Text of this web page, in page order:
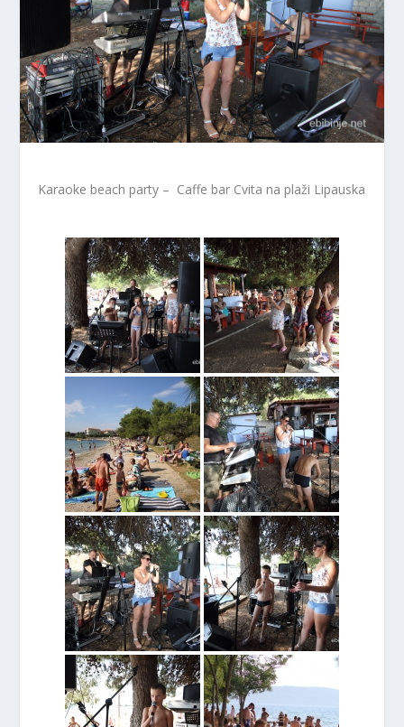
Karaoke beach party – Caffe bar Cvita na plaži Lipauska